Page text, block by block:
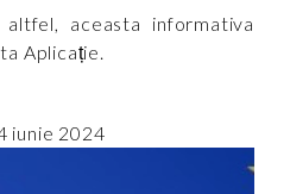
aceasta informativa
Aplicație.
iunie 2024